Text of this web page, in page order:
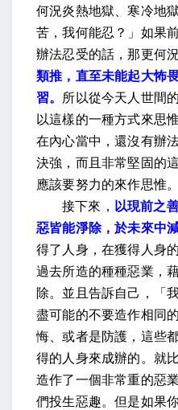
何況炎熱地獄、寒冷地
苦，我何能忍？」如果
辦法忍受的話，那更何
類推，直至未能起大怖
習。 所以從今天人世間
以這樣的一種方式來思
在內心當中，還沒有辦
決強，而且非常堅固的
應該要努力的來作思惟。
接下來， 以現前之
惡皆能淨除，於未來中
得了人身，在獲得人身
過去所造的種種惡業，
除。並且告訴自己，「
盡可能的不要造作相同
悔、或者是防護，這些
得的人身來成辦的。就
造作了一個非常重的惡
們投生惡趣。但是如果